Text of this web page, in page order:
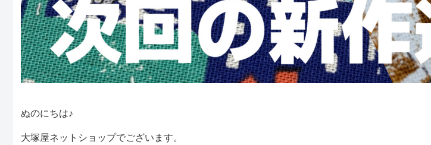
ぬのにちは♪
大塚屋ネットショップでございます。